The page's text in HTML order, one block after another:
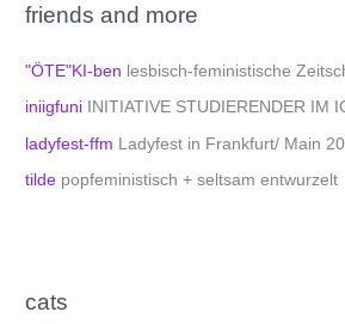
friends and more
"ÖTE"KI-ben lesbisch-feministische
iniigfuni INITIATIVE STUDIERENDER IM
ladyfest-ffm Ladyfest in Frankfurt/ Main
tilde popfeministisch + seltsam entwurzelt
cats